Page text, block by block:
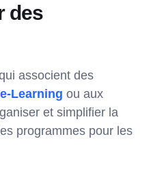
des
associent des
e-Learning ou aux
et simplifier la
programmes pour les